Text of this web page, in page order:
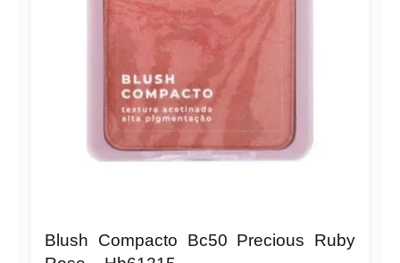
Blush Compacto Bc50 Precious Ruby